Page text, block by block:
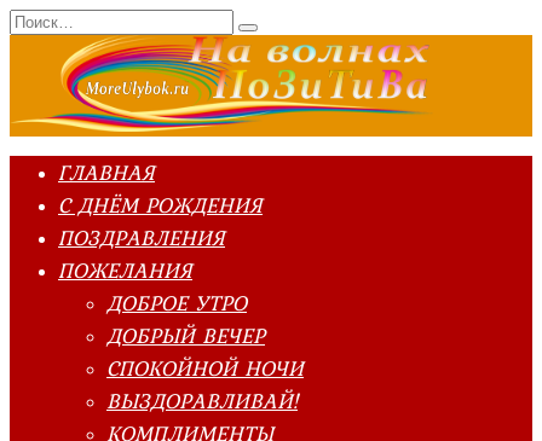
Перейти
к
содержанию
Search
for:
ГЛАВНАЯ
С ДНЁМ РОЖДЕНИЯ
ПОЗДРАВЛЕНИЯ
ПОЖЕЛАНИЯ
ДОБРОЕ УТРО
ДОБРЫЙ ВЕЧЕР
СПОКОЙНОЙ НОЧИ
ВЫЗДОРАВЛИВАЙ!
КОМПЛИМЕНТЫ